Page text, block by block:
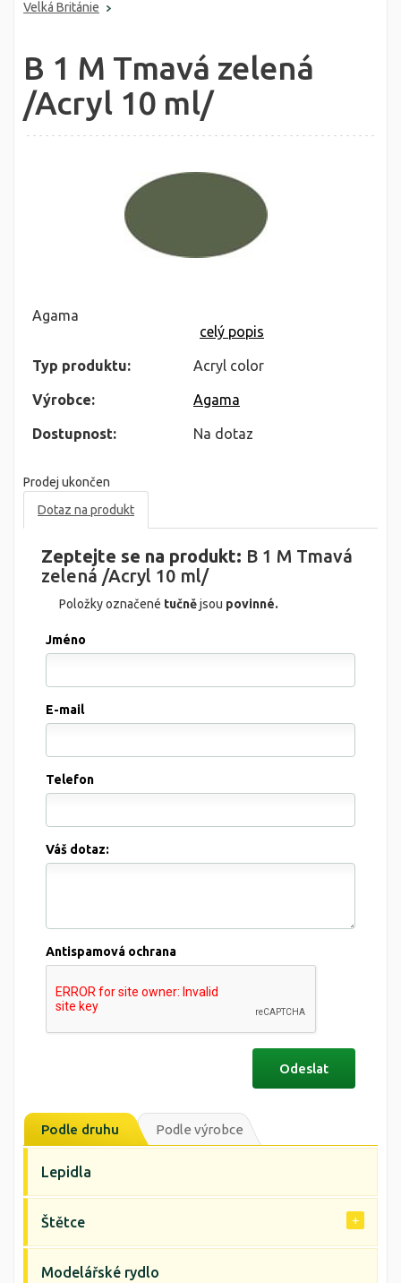
Velká Británie
B 1 M Tmavá zelená
/Acryl 10 ml/
Agama
celý popis
Typ produktu: Acryl color
Výrobce: Agama
Dostupnost: Na dotaz
Prodej ukončen
Dotaz na produkt
Zeptejte se na produkt: B 1 M Tmavá
zelená /Acryl 10 ml/
Položky označené tučnějsou povinné.
Jméno
E-mail
Telefon
Váš dotaz:
Antispamová ochrana
Podle druhu Podle výrobce
Lepidla
Štětce
Modelářské rydlo